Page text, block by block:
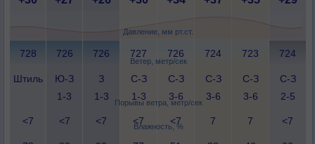
Давление, мм рт.ст.
Ветер, метр/сек
Порывы ветра, метр/сек
Влажность, %
728 726 726 727 726 724 723 724
Штиль
Ю-З
1-3
З
1-3
С-З
1-3
С-З
3-6
С-З
3-6
С-З
3-6
С-З
2-5
<7 <7 <7 <7 <7 7 7 <7